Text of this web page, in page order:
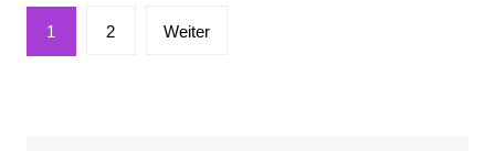
Seitennummerierung
der
1 2 Weiter